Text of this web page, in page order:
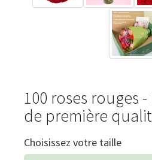
100 roses rouges
de première
Choisissez votre taille